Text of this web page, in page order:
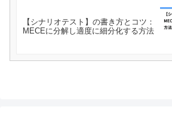
【シナリオテスト】の書き方とコツ：
MECEに分解し適度に細分化する方法